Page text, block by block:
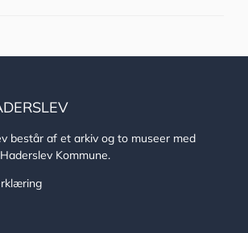
består af et arkiv og to museer med
Kommune.